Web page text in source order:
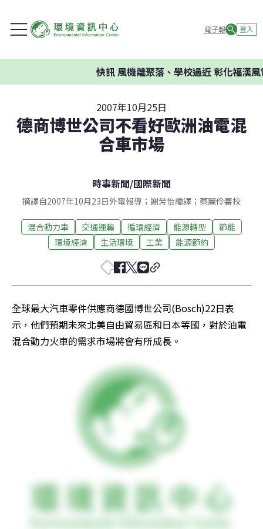
電子報 登入
快訊風機離聚落、學校過近 彰化福漢風
2007年10月25日
德商博世公司不看好歐洲油電混
合車市場
時事新聞/國際新聞
摘譯自2007年10月23日外電報導；謝芳怡編譯；蔡麗伶審校
混合動力車 交通運輸 循環經濟 能源轉型
節能
環境經濟
生活環境 工業 能源節約
全球最大汽車零件供應商德國博世公司(Bosch)22日表
示，他們預期未來北美自由貿易區和日本等國，對於油電
混合動力火車的需求市場將會有所成長。